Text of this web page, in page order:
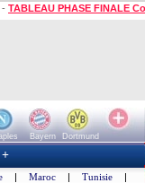
- TABLEAU PHASE FINALE
Bayern
Dortmund
+
| Maroc | Tunisie |